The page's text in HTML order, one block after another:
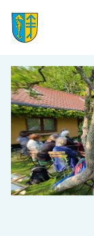
content